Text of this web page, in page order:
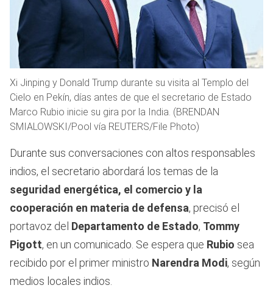
Xi Jinping y Donald Trump durante su visita al Templo del
Cielo en Pekín, días antes de que el secretario de Estado
Marco Rubio inicie su gira por la India. (BRENDAN
SMIALOWSKI/Pool vía REUTERS/File Photo)
Durante sus conversaciones con altos responsables
indios, el secretario abordará los temas de la
seguridad energética, el comercio y la
cooperación en materia de defensa, precisó el
portavoz del Departamento de Estado, Tommy
Pigott, en un comunicado. Se espera que Rubio sea
recibido por el primer ministro Narendra Modi, según
medios locales indios.